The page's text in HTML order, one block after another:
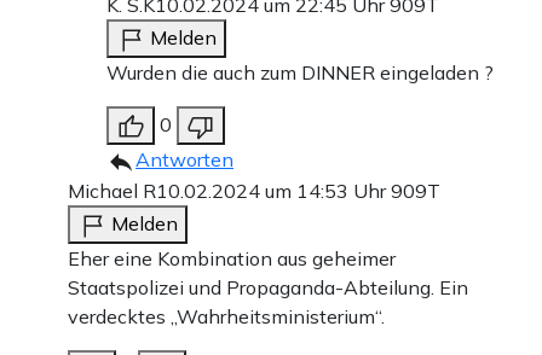
K. S.K10.02.2024 um 22:45 Uhr909T
Melden
Wurden die auch zum DINNER eingeladen ?
0
Antworten
Michael R10.02.2024 um 14:53 Uhr909T
Melden
Eher eine Kombination aus geheimer
Staatspolizei und Propaganda-Abteilung. Ein
verdecktes „Wahrheitsministerium“.